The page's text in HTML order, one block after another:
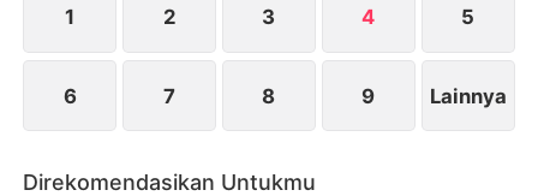
pun memilih untuk bersama.
1 2 3 4 5
6 7 8 9 Lainnya
Direkomendasikan Untukmu